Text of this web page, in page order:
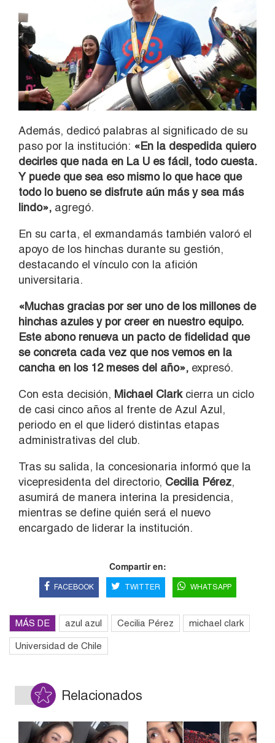
Además, dedicó palabras al significado de su
paso por la institución: «En la despedida quiero
decirles que nada en La U es fácil, todo cuesta.
Y puede que sea eso mismo lo que hace que
todo lo bueno se disfrute aún más y sea más
lindo», agregó.
En su carta, el exmandamás también valoró el
apoyo de los hinchas durante su gestión,
destacando el vínculo con la afición
universitaria.
«Muchas gracias por ser uno de los millones de
hinchas azules y por creer en nuestro equipo.
Este abono renueva un pacto de fidelidad que
se concreta cada vez que nos vemos en la
cancha en los 12 meses del año», expresó.
Con esta decisión, Michael Clarkcierra un ciclo
de casi cinco años al frente de Azul Azul,
periodo en el que lideró distintas etapas
administrativas del club.
Tras su salida, la concesionaria informó que la
vicepresidenta del directorio, Cecilia Pérez,
asumirá de manera interina la presidencia,
mientras se define quién será el nuevo
encargado de liderar la institución.
Compartir en:
FACEBOOK TWITTER WHATSAPP
MÁS DE azul azul Cecilia Pérez michael clark
Universidad de Chile
Relacionados